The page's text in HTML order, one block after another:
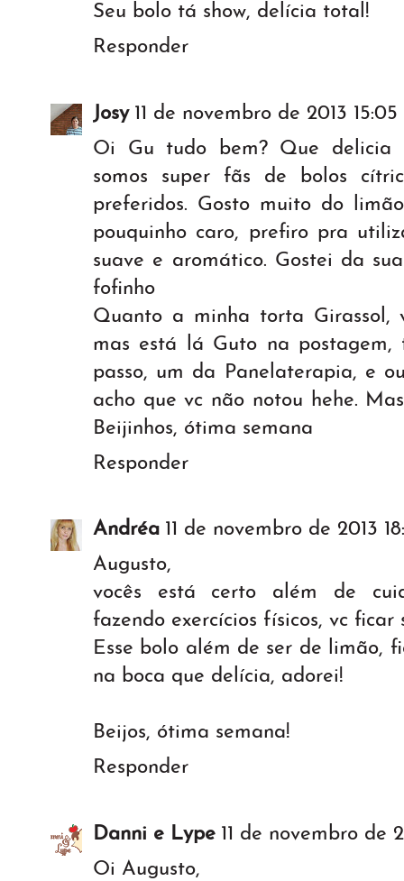
Seu bolo tá show, delícia total!
Responder
Josy 11 de novembro de 2013 15:05
Oi Gu tudo bem? Que delicia
somos super fãs de bolos
preferidos. Gosto muito do
pouquinho caro, prefiro pra
suave e aromático. Gostei da
fofinho
Quanto a minha torta Girassol,
mas está lá Guto na
passo, um da Panelaterapia, e
acho que vc não notou hehe.
Beijinhos, ótima semana
Responder
Andréa 11 de novembro de 2013
Augusto,
vocês está certo além de
fazendo exercícios físicos, vc ficar
Esse bolo além de ser de limão,
na boca que delícia, adorei!
Beijos, ótima semana!
Responder
Danni e Lype 11 de novembro de
Oi Augusto,